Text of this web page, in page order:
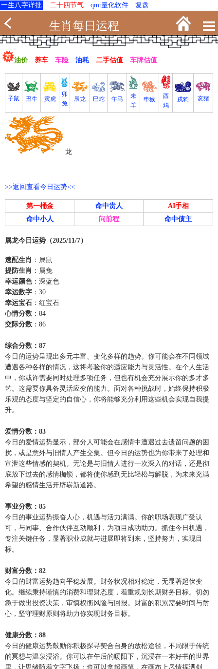
一生八字详批 二十四节气 qmt量化软件 复盘
生肖每日运程
油价 养车 车险 油耗 二手估值 车牌估值
子鼠 丑牛 寅虎
卯
兔
辰龙 巳蛇 午马
未
羊
申猴
酉
鸡
戌狗 亥猪
龙
>>返回查看今日运势<<
第一桶金 命中贵人
AI手相
命中小人
问前程 命中债主
属龙今日运势（2025/11/7）
速配生肖 ：属鼠
提防生肖 ：属兔
幸运颜色：深蓝色
幸运数字 ：30
幸运宝石 ：红宝石
心情分数 ：84
交际分数 ：86
综合分数：87
今日的运势呈现出多元丰富、变化多样的趋势。你可能会在不同领域
遭遇各种各样的情况，这将考验你的适应能力与灵活性。在个人生活
中，你或许需要同时处理多项任务，但也有机会充分展示你的多才多
艺。这需要你具备灵活应变的能力。面对各种挑战时，始终保持积极
乐观的态度与坚定的自信心，你将能够充分利用这些机会实现自我提
升。
爱情分数：83
今日的爱情运势显示，部分人可能会在感情中遭遇过去遗留问题的困
扰，或是意外与旧情人产生交集。但今日的运势也为你带来了处理和
宣泄这些情感的契机。无论是与旧情人进行一次深入的对话，还是彻
底放下过去的感情枷锁，都将使你感到无比轻松与解脱，为未来充满
希望的感情生活开辟崭新道路。
事业分数：85
今日的事业运势振奋人心，机遇与活力满满。你的职场表现广受认
可，与同事、合作伙伴互动顺利，为项目成功助力。抓住今日机遇，
专注关键任务，显著职业成就与进展即将到来，坚持努力，实现目
标。
财富分数：82
今日的财富运势趋向平稳发展。财务状况相对稳定，无显著起伏变
化。继续秉持谨慎的消费和理财态度，着重规划长期财务目标。切勿
急于做出投资决策，审慎权衡风险与回报。财富的积累需要时间与耐
心，坚守理财原则将助力你实现财务目标。
健康分数：88
今日的健康运势鼓励你积极探寻契合自身的放松途径，不局限于传统
的冥想与温泉浸浴。你可以在午后的暖阳下，沉浸在一本好书的世界
里，让思绪随着文字飞扬；也可以拿起画笔，在画布上尽情挥洒创